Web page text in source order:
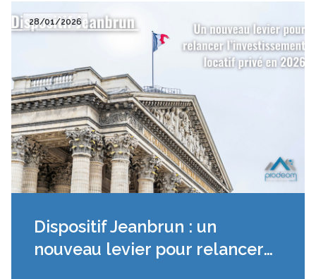
28/01/2026
Dispositif Jeanbrun : un
nouveau levier pour relancer